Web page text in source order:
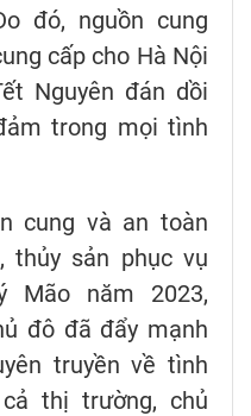
đó, nguồn cung
cấp cho Hà Nội
Nguyên đán dồi
trong mọi tình
cung và an toàn
thủy sản phục vụ
Mão năm 2023,
đô đã đẩy mạnh
truyền về tình
thị trường, chủ